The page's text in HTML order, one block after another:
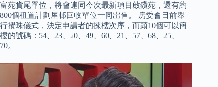
富苑貨尾單位，將會連同今次最新項目啟鑽苑，還有約
800個租置計劃屋邨回收單位一同岀售。 房委會日前舉
行攪珠儀式，決定申請者的揀樓次序，而頭10個可以簡
樓的號碼：54、23、20、49、60、21、57、68、25、
70。